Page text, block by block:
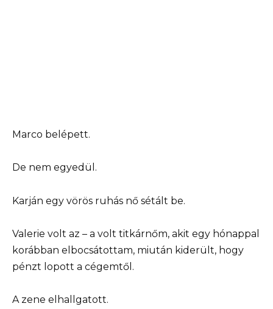
Marco belépett.
De nem egyedül.
Karján egy vörös ruhás nő sétált be.
Valerie volt az – a volt titkárnőm, akit egy hónappal
korábban elbocsátottam, miután kiderült, hogy
pénzt lopott a cégemtől.
A zene elhallgatott.